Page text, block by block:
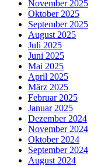
November 2025
Oktober 2025
September 2025
August 2025
Juli 2025
Juni 2025
Mai 2025
April 2025
März 2025
Februar 2025
Januar 2025
Dezember 2024
November 2024
Oktober 2024
September 2024
August 2024